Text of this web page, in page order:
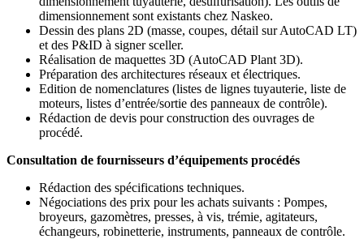
dimensionnement sont existants chez Naskeo.
Dessin des plans 2D (masse, coupes, détail sur AutoCAD LT)
et des P&ID à signer sceller.
Réalisation de maquettes 3D (AutoCAD Plant 3D).
Préparation des architectures réseaux et électriques.
Edition de nomenclatures (listes de lignes tuyauterie, liste de
moteurs, listes d’entrée/sortie des panneaux de contrôle).
Rédaction de devis pour construction des ouvrages de
procédé.
Consultation de fournisseurs d’équipements procédés
Rédaction des spécifications techniques.
Négociations des prix pour les achats suivants : Pompes,
broyeurs, gazomètres, presses, à vis, trémie, agitateurs,
échangeurs, robinetterie, instruments, panneaux de contrôle.